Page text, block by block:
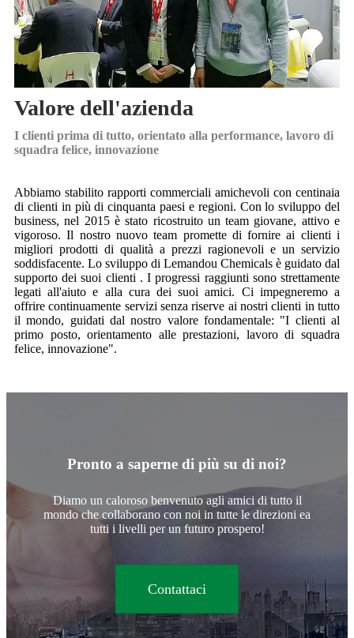
Valore dell'azienda
I clienti prima di tutto, orientato alla performance, lavoro di
squadra felice, innovazione
Abbiamo stabilito rapporti commerciali amichevoli con centinaia
di clienti in più di cinquanta paesi e regioni. Con lo sviluppo del
business, nel 2015 è stato ricostruito un team giovane, attivo e
vigoroso. Il nostro nuovo team promette di fornire ai clienti i
migliori prodotti di qualità a prezzi ragionevoli e un servizio
soddisfacente. Lo sviluppo di Lemandou Chemicals è guidato dal
supporto dei suoi clienti . I progressi raggiunti sono strettamente
legati all'aiuto e alla cura dei suoi amici. Ci impegneremo a
offrire continuamente servizi senza riserve ai nostri clienti in tutto
il mondo, guidati dal nostro valore fondamentale: "I clienti al
primo posto, orientamento alle prestazioni, lavoro di squadra
felice, innovazione".
Pronto a saperne di più su di noi?
Diamo un caloroso benvenuto agli amici di tutto il
mondo che collaborano con noi in tutte le direzioni ea
tutti i livelli per un futuro prospero!
Contattaci